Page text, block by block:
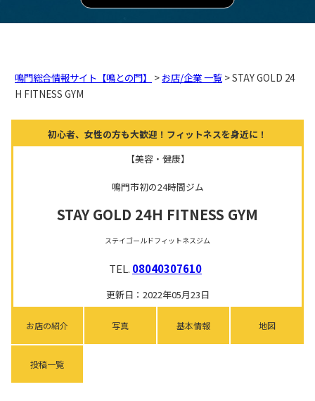
鳴門総合情報サイト【鳴との門】 > お店/企業 一覧 > STAY GOLD 24
H FITNESS GYM
初心者、女性の方も大歓迎！フィットネスを身近に！
【美容・健康】
鳴門市初の24時間ジム
STAY GOLD 24H FITNESS GYM
ステイゴールドフィットネスジム
TEL. 08040307610
更新日：2022年05月23日
お店の紹介 写真 基本情報 地図
投稿一覧